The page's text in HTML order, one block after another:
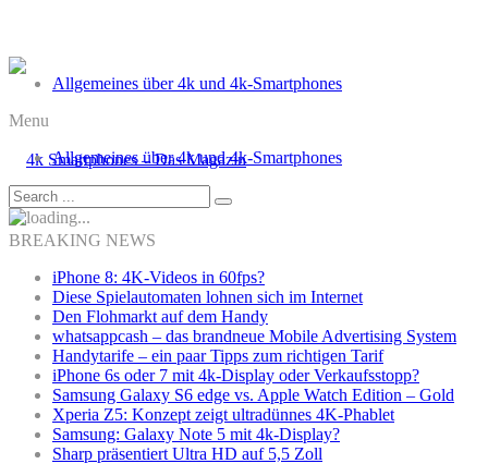
Allgemeines über 4k und 4k-Smartphones
Menu
Allgemeines über 4k und 4k-Smartphones
BREAKING NEWS
iPhone 8: 4K-Videos in 60fps?
Diese Spielautomaten lohnen sich im Internet
Den Flohmarkt auf dem Handy
whatsappcash – das brandneue Mobile Advertising System
Handytarife – ein paar Tipps zum richtigen Tarif
iPhone 6s oder 7 mit 4k-Display oder Verkaufsstopp?
Samsung Galaxy S6 edge vs. Apple Watch Edition – Gold
Xperia Z5: Konzept zeigt ultradünnes 4K-Phablet
Samsung: Galaxy Note 5 mit 4k-Display?
Sharp präsentiert Ultra HD auf 5,5 Zoll